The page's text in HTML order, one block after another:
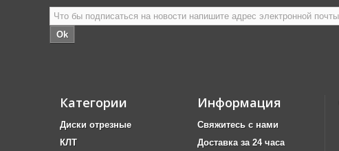
Ok
Категории
Диски отрезные
КЛТ
Информация
Свяжитесь с нами
Доставка за 24 часа